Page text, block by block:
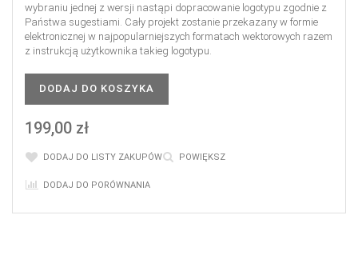
wybraniu jednej z wersji nastąpi dopracowanie logotypu zgodnie z
Państwa sugestiami. Cały projekt zostanie przekazany w formie
elektronicznej w najpopularniejszych formatach wektorowych razem
z instrukcją użytkownika takieg logotypu.
DODAJ DO KOSZYKA
199,00 zł
DODAJ DO LISTY ZAKUPÓW POWIĘKSZ
DODAJ DO PORÓWNANIA